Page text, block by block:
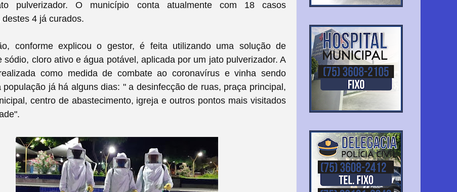
pulverizador. O município conta atualmente com 18 casos
4 já curados.
conforme explicou o gestor, é feita utilizando uma solução de
sódio, cloro ativo e água potável, aplicada por um jato pulverizador. A
como medida de combate ao coronavírus e vinha sendo
população já há alguns dias: " a desinfecção de ruas, praça principal,
centro de abastecimento, igreja e outros pontos mais visitados